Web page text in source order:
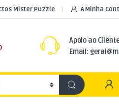
Mister Puzzle A Minha
Apoio ao
Email: